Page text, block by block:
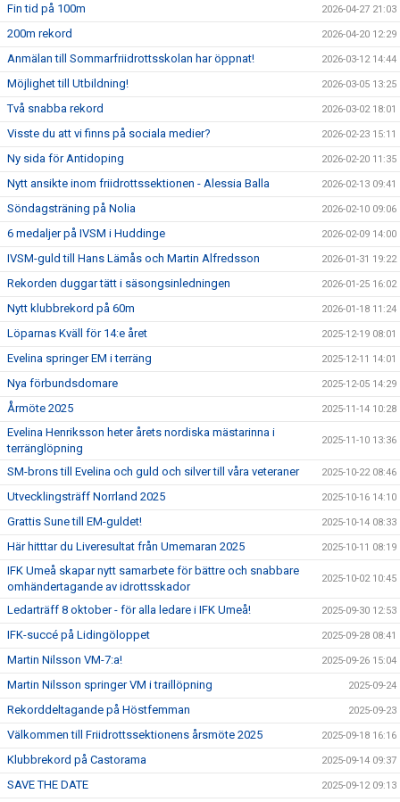
Fin tid på 100m 2026-04-27 21:03
200m rekord 2026-04-20 12:29
Anmälan till Sommarfriidrottsskolan har öppnat! 2026-03-12 14:44
Möjlighet till Utbildning! 2026-03-05 13:25
Två snabba rekord 2026-03-02 18:01
Visste du att vi finns på sociala medier? 2026-02-23 15:11
Ny sida för Antidoping 2026-02-20 11:35
Nytt ansikte inom friidrottssektionen - Alessia Balla 2026-02-13 09:41
Söndagsträning på Nolia 2026-02-10 09:06
6 medaljer på IVSM i Huddinge 2026-02-09 14:00
IVSM-guld till Hans Lämås och Martin Alfredsson 2026-01-31 19:22
Rekorden duggar tätt i säsongsinledningen 2026-01-25 16:02
Nytt klubbrekord på 60m 2026-01-18 11:24
Löparnas Kväll för 14:e året 2025-12-19 08:01
Evelina springer EM i terräng 2025-12-11 14:01
Nya förbundsdomare 2025-12-05 14:29
Årmöte 2025 2025-11-14 10:28
Evelina Henriksson heter årets nordiska mästarinna i
terränglöpning
2025-11-10 13:36
SM-brons till Evelina och guld och silver till våra veteraner 2025-10-22 08:46
Utvecklingsträff Norrland 2025 2025-10-16 14:10
Grattis Sune till EM-guldet! 2025-10-14 08:33
Här hitttar du Liveresultat från Umemaran 2025 2025-10-11 08:19
IFK Umeå skapar nytt samarbete för bättre och snabbare
omhändertagande av idrottsskador
2025-10-02 10:45
Ledarträff 8 oktober - för alla ledare i IFK Umeå! 2025-09-30 12:53
IFK-succé på Lidingöloppet 2025-09-28 08:41
Martin Nilsson VM-7:a! 2025-09-26 15:04
Martin Nilsson springer VM i traillöpning 2025-09-24
Rekorddeltagande på Höstfemman 2025-09-23
Välkommen till Friidrottssektionens årsmöte 2025 2025-09-18 16:16
Klubbrekord på Castorama 2025-09-14 09:37
SAVE THE DATE 2025-09-12 09:13